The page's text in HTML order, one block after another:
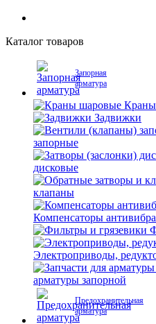
Каталог товаров
Запорная
арматура
Задвижки
запорные
дисковые
клапаны
Компенсаторы
Электроприводы,
арматуры запорной
Предохранительная
арматура